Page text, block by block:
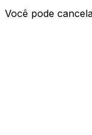
Você pode